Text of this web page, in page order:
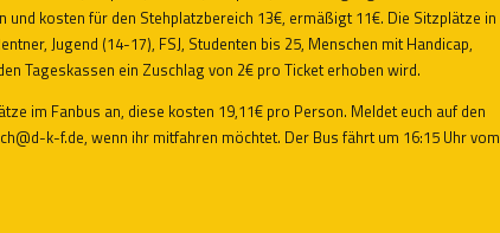
und kosten für den Stehplatzbereich 13€, ermäßigt 11€. Die Sitzplätze in
Jugend (14-17), FSJ, Studenten bis 25, Menschen mit Handicap,
Tageskassen ein Zuschlag von 2€ pro Ticket erhoben wird.
im Fanbus an, diese kosten 19,11€ pro Person. Meldet euch auf den
k-f.de, wenn ihr mitfahren möchtet. Der Bus fährt um 16:15 Uhr vom